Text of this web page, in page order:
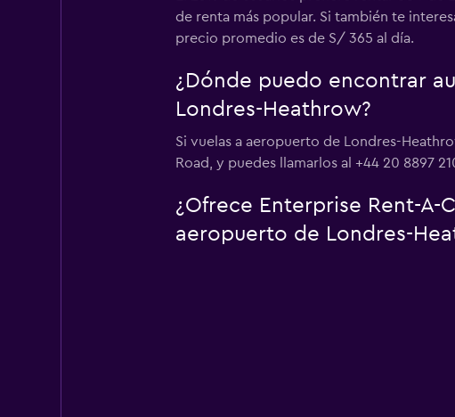
de renta más popular. Si también te
precio promedio es de S/ 365 al día.
¿Dónde puedo encontrar
Londres-Heathrow?
Si vuelas a aeropuerto de Londres-
Road, y puedes llamarlos al +44 20 8897
¿Ofrece Enterprise Rent-
aeropuerto de Londres-